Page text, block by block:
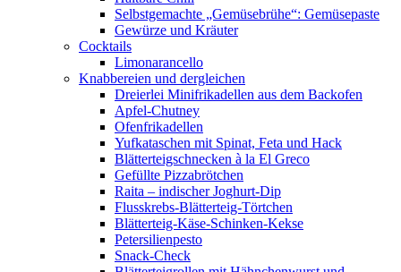
Selbstgemachte „Gemüsebrühe“: Gemüsepaste
Gewürze und Kräuter
Cocktails
Limonarancello
Knabbereien und dergleichen
Dreierlei Minifrikadellen aus dem Backofen
Apfel-Chutney
Ofenfrikadellen
Yufkataschen mit Spinat, Feta und Hack
Blätterteigschnecken à la El Greco
Gefüllte Pizzabrötchen
Raita – indischer Joghurt-Dip
Flusskrebs-Blätterteig-Törtchen
Blätterteig-Käse-Schinken-Kekse
Petersilienpesto
Snack-Check